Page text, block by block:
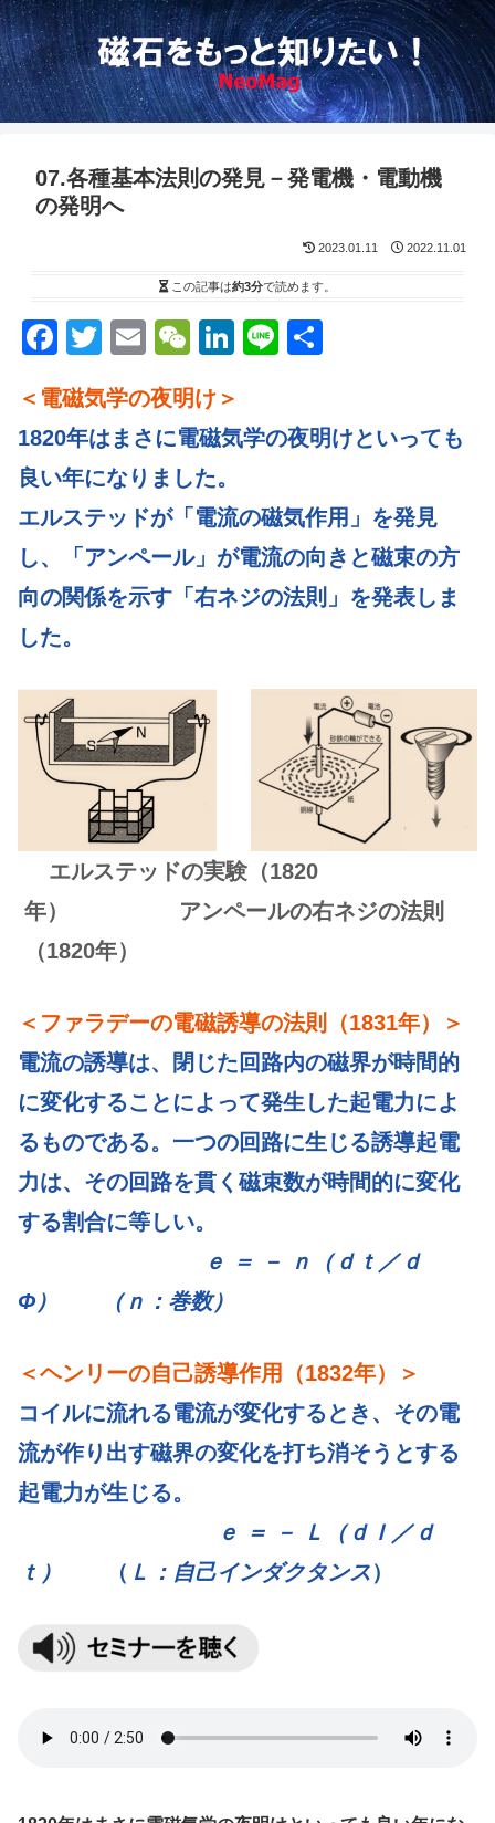
07.各種基本法則の発見－発電機・電動機
の発明へ
2023.01.11 2022.11.01
この記事は約3分で読めます。
F
c
e
b
o
o
k
T
tt
er
E
ail
W
C
h
at
Li
e
n
Li
e
＜電磁気学の夜明け＞
1820年はまさに電磁気学の夜明けといっても
良い年になりました。
エルステッドが「電流の磁気作用」を発見
し、「アンペール」が電流の向きと磁束の方
向の関係を示す 「 右ネジの法則 」 を発表しま
した。
エルステッドの実験（1820
年） アンペールの右ネジの法則
（1820年）
＜ファラデーの電磁誘導の法則（1831年）＞
電流の誘導は、閉じた回路内の磁界が時間的
に変化することによって発生した起電力によ
るものである。一つの回路に生じる誘導起電
力は、その回路を貫く磁束数が時間的に変化
する割合に等しい。
ｅ ＝ － ｎ（ｄｔ／ｄ
Φ） （ｎ：巻数）
＜ヘンリーの自己誘導作用（1832年）＞
コイルに流れる電流が変化するとき、その電
流が作り出す磁界の変化を打ち消そうとする
起電力が生じる。
ｅ ＝ － Ｌ（ｄＩ／ｄ
ｔ）
（ Ｌ：自己インダクタンス）